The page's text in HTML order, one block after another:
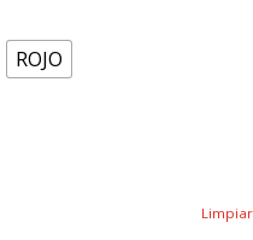
ROJO
Limpiar